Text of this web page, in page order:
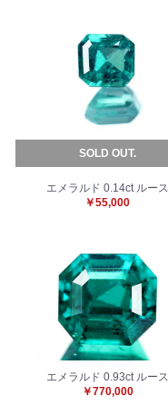
SOLD OUT.
エメラルド 0.14ct ルース
￥55,000
エメラルド 0.93ct ルース
￥770,000